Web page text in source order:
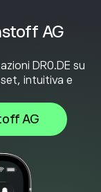
AG
DR0.DE su
intuitiva e
AG